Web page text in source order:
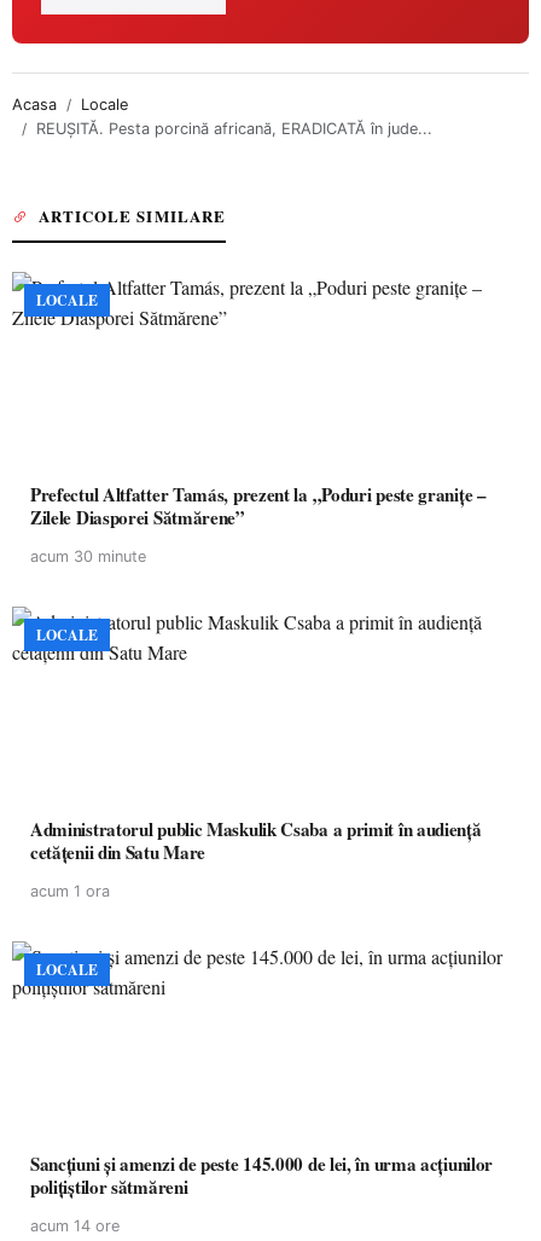
Acasa
Locale
REUȘITĂ. Pesta porcină africană, ERADICATĂ în jude...
ARTICOLE SIMILARE
LOCALE
Prefectul Altfatter Tamás, prezent la „Poduri peste granițe –
Zilele Diasporei Sătmărene”
acum 30 minute
LOCALE
Administratorul public Maskulik Csaba a primit în audiență
cetățenii din Satu Mare
acum 1 ora
LOCALE
Sancțiuni și amenzi de peste 145.000 de lei, în urma acțiunilor
polițiștilor sătmăreni
acum 14 ore